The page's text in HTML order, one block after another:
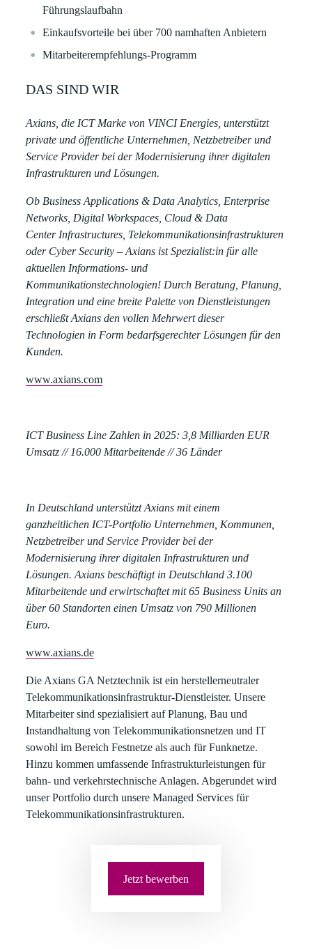
Führungslaufbahn​​
Einkaufsvorteile bei über 700 namhaften Anbietern​​
Mitarbeiterempfehlungs-Programm
DAS SIND WIR
Axians, die ICT Marke von VINCI Energies, unterstützt
private und öffentliche Unternehmen, Netzbetreiber und
Service Provider bei der Modernisierung ihrer digitalen
Infrastrukturen und Lösungen.
Ob Business Applications & Data Analytics, Enterprise
Networks, Digital Workspaces, Cloud & Data
Center Infrastructures, Telekommunikationsinfrastrukturen
oder Cyber Security – Axians ist Spezialist:in für alle
aktuellen Informations- und
Kommunikationstechnologien! Durch Beratung, Planung,
Integration und eine breite Palette von Dienstleistungen
erschließt Axians den vollen Mehrwert dieser
Technologien in Form bedarfsgerechter Lösungen für den
Kunden.
www.axians.com
ICT Business Line Zahlen in 2025: 3,8 Milliarden EUR
Umsatz // 16.000 Mitarbeitende // 36 Länder
In Deutschland unterstützt Axians mit einem
ganzheitlichen ICT-Portfolio Unternehmen, Kommunen,
Netzbetreiber und Service Provider bei der
Modernisierung ihrer digitalen Infrastrukturen und
Lösungen. Axians beschäftigt in Deutschland 3.100
Mitarbeitende und erwirtschaftet mit 65 Business Units an
über 60 Standorten einen Umsatz von 790 Millionen
Euro.
www.axians.de
Die Axians GA Netztechnik ist ein herstellerneutraler
Telekommunikationsinfrastruktur-Dienstleister. Unsere
Mitarbeiter sind spezialisiert auf Planung, Bau und
Instandhaltung von Telekommunikationsnetzen und IT
sowohl im Bereich Festnetze als auch für Funknetze.
Hinzu kommen umfassende Infrastrukturleistungen für
bahn- und verkehrstechnische Anlagen. Abgerundet wird
unser Portfolio durch unsere Managed Services für
Telekommunikationsinfrastrukturen.
Jetzt bewerben